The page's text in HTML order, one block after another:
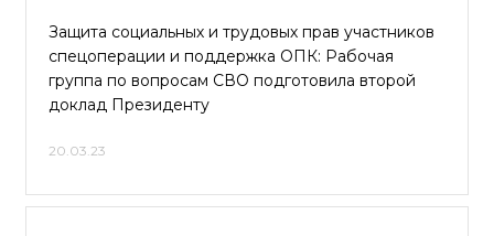
Защита социальных и трудовых прав участников
спецоперации и поддержка ОПК: Рабочая
группа по вопросам СВО подготовила второй
доклад Президенту
20.03.23